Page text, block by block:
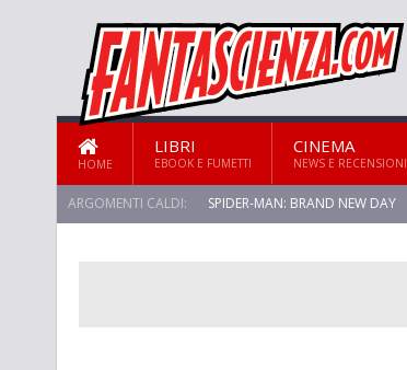
HOME
LIBRI
EBOOK E FUMETTI
CINEMA
NEWS E RECENSIONI
ARGOMENTI CALDI: SPIDER-MAN: BRAND NEW DAY